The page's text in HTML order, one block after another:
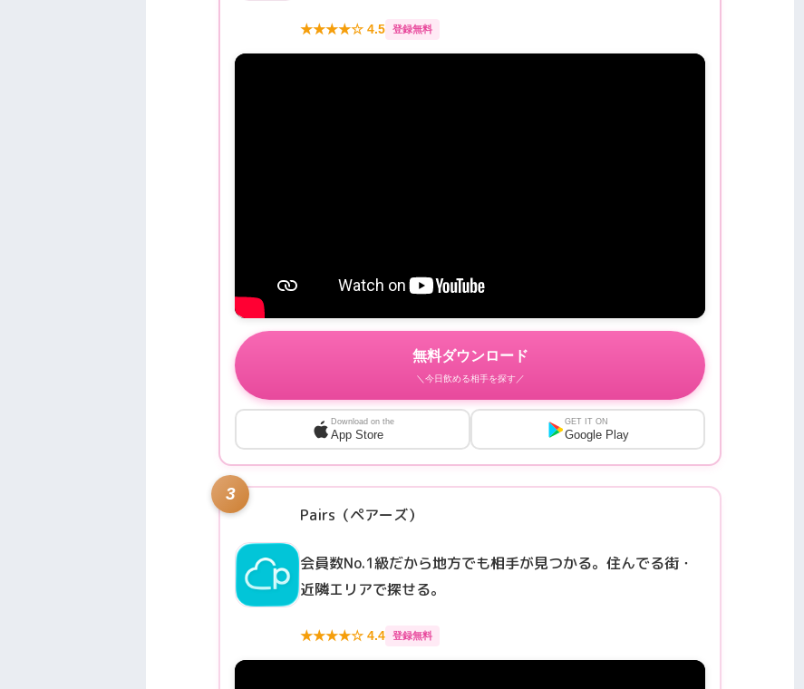
★★★★☆ 4.5 登録無料
無料ダウンロード
＼今日飲める相手を探す／
Download on the
App Store
GET IT ON
Google Play
3
Pairs（ペアーズ）
会員数No.1級だから地方でも相手が見つかる。住んでる街・
近隣エリアで探せる。
★★★★☆ 4.4 登録無料